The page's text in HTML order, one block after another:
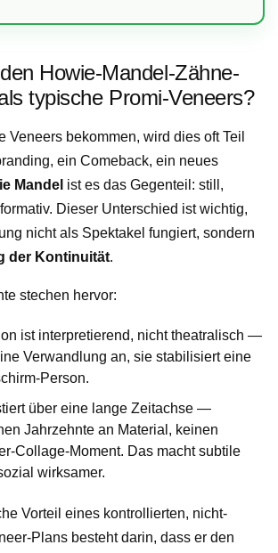
Howie-Mandel-Zähne-
typische Promi-Veneers?
Veneers bekommen, wird dies oft Teil
ein Comeback, ein neues
Mandel ist es das Gegenteil: still,
Dieser Unterschied ist wichtig,
nicht als Spektakel fungiert, sondern
der Kontinuität.
stechen hervor:
ist interpretierend, nicht theatralisch —
Verwandlung an, sie stabilisiert eine
Person.
über eine lange Zeitachse —
Jahrzehnte an Material, keinen
Collage-Moment. Das macht subtile
wirksamer.
Vorteil eines kontrollierten, nicht-
Plans besteht darin, dass er den